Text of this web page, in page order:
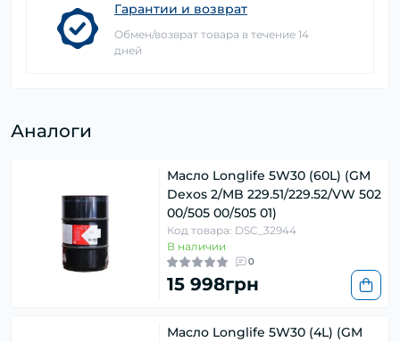
Гарантии и возврат
Обмен/возврат товара в течение 14
дней
Аналоги
Масло Longlife 5W30 (60L) (GM
Dexos 2/MB 229.51/229.52/VW 502
00/505 00/505 01)
Код товара: DSC_32944
В наличии
0
15 998грн
Масло Longlife 5W30 (4L) (GM